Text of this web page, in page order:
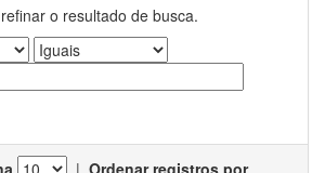
o resultado de busca.
| Ordenar registros por